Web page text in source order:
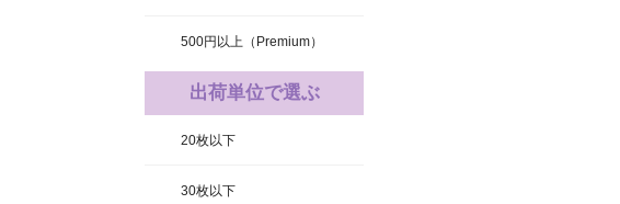
500円以上（Premium）
出荷単位で選ぶ
20枚以下
30枚以下